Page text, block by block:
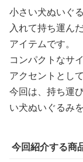
小さい犬ぬいぐ
入れて持ち運ん
アイテムです。
コンパクトなサ
アクセントとし
今回は、持ち運
い犬ぬいぐるみ
今回紹介する商